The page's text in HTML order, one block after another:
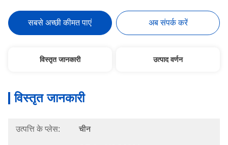
सबसे अच्छी कीमत पाएं अब संपर्क करें
विस्तृत जानकारी उत्पाद वर्णन
विस्तृत जानकारी
उत्पत्ति के प्लेस: चीन